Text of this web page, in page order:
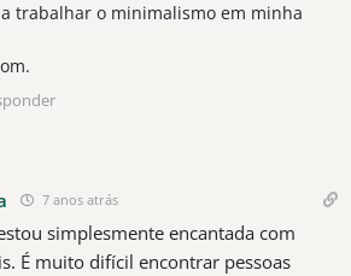
trabalhar o minimalismo em minha
7 anos atrás
simplesmente encantada com
É muito difícil encontrar pessoas